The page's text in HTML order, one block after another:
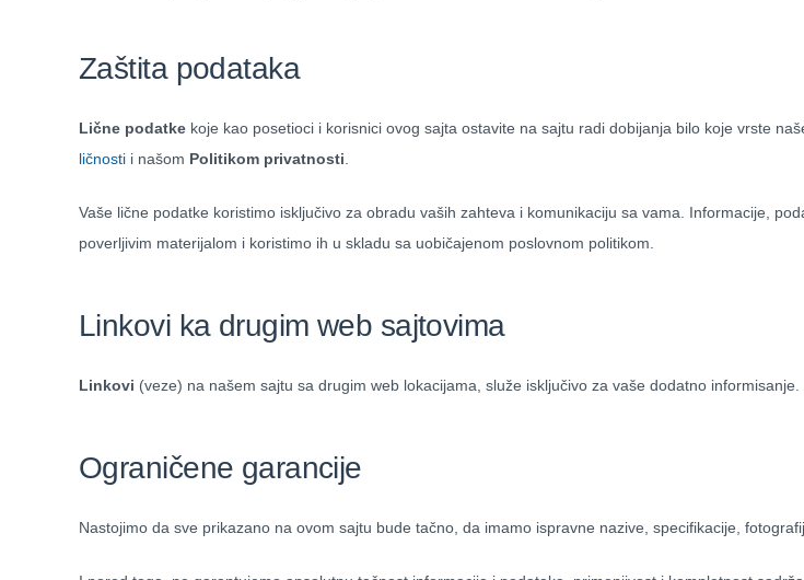
Zaštita podataka
Lične podatke koje kao posetioci i korisnici ovog sajta ostavite na sajtu radi dobijanja bilo koje vrste
ličnosti i našom Politikom privatnosti
Vaše lične podatke koristimo isključivo za obradu vaših zahteva i komunikaciju sa vama. Informacije,
poverljivim materijalom i koristimo ih u skladu sa uobičajenom poslovnom politikom.
Linkovi ka drugim web sajtovima
Linkovi (veze) na našem sajtu sa drugim web lokacijama, služe isključivo za vaše dodatno
Ograničene garancije
Nastojimo da sve prikazano na ovom sajtu bude tačno, da imamo ispravne nazive, specifikacije,